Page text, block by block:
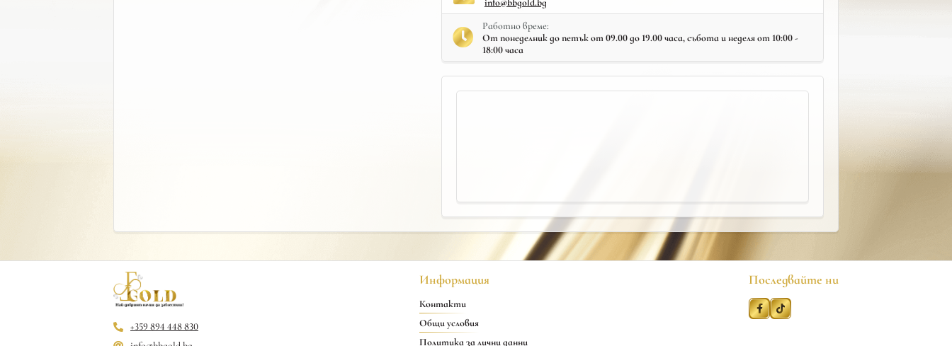
Работно време:
От понеделник до петък от 09.00 до 19.00 часа, събота и неделя от 10:00 -
18:00 часа
+359 894 448 830
Информация
Контакти
Общи условия
Политика за лични данни
Последвайте ни